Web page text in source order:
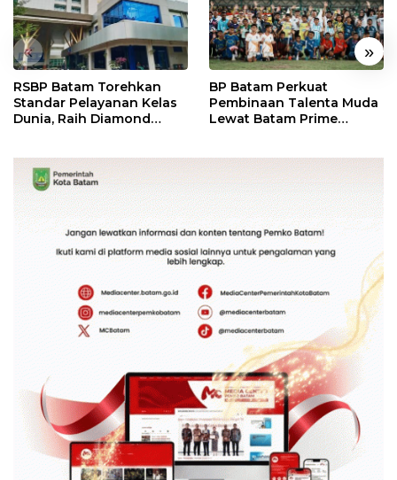
« »
RSBP Batam Torehkan
Standar Pelayanan Kelas
Dunia, Raih Diamond
BP Batam Perkuat
Pembinaan Talenta Muda
Lewat Batam Prime